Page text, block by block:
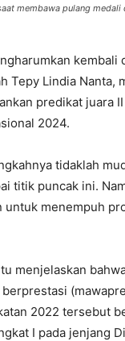
membawa pulang
kembali
Tepy Lindia Nanta,
predikat juara
2024.
tidaklah
titik puncak ini.
menempuh
menjelaskan
2022 tersebut
I pada jenjang